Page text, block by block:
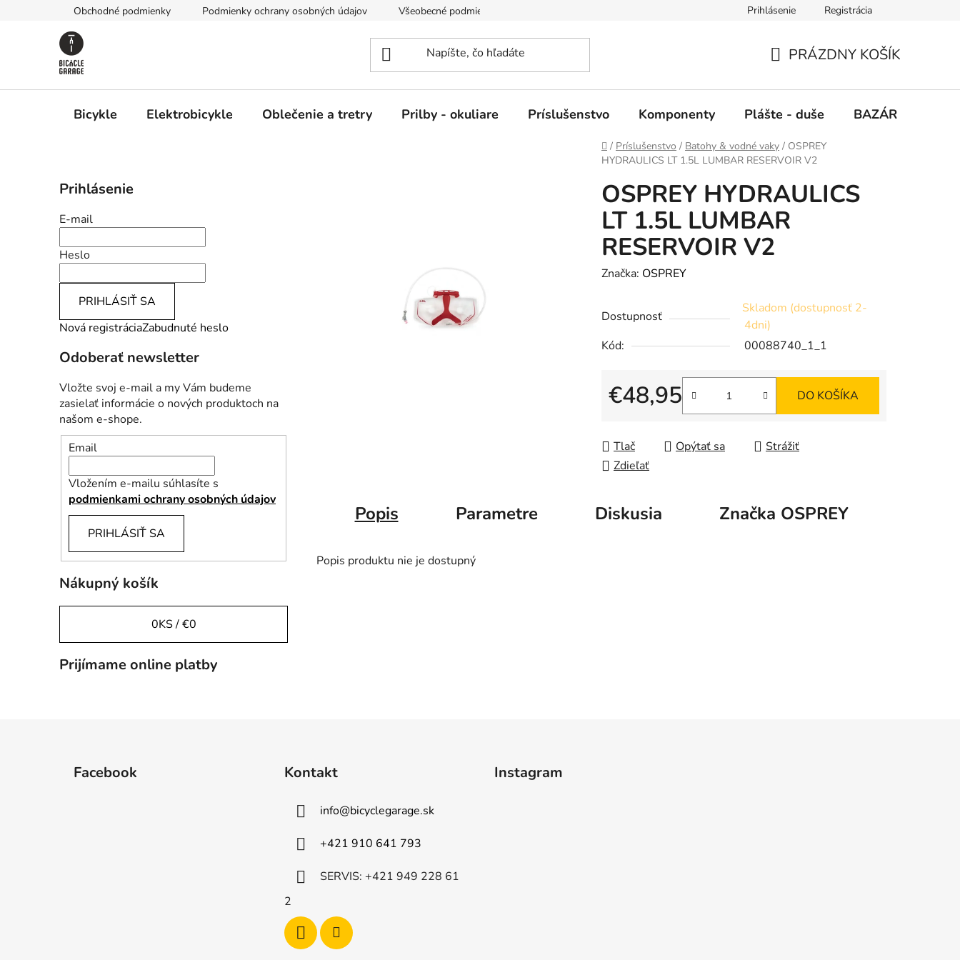
Obchodné podmienky Podmienky ochrany osobných údajov Všeobecné podmienky nájmu Prihlásenie Registrácia
KOŠÍK
PRÁZDNY KOŠÍK
Bicykle Elektrobicykle Oblečenie a tretry Prilby - okuliare Príslušenstvo Komponenty Plášte - duše BAZÁR
Domov
/ Príslušenstvo / Batohy & vodné vaky / OSPREY
HYDRAULICS LT 1.5L LUMBAR RESERVOIR V2
o
č
n
ý
p
a
e
Prihlásenie
E-mail
Heslo
PRIHLÁSIŤ SA
Nová registráciaZabudnuté heslo
Odoberať newsletter
Vložte svoj e-mail a my Vám budeme
zasielať informácie o nových produktoch na
našom e-shope.
Email
Vložením e-mailu súhlasíte s
podmienkami ochrany osobných údajov
PRIHLÁSIŤ SA
Nákupný košík
0KS /€0
Prijímame online platby
OSPREY HYDRAULICS
LT 1.5L LUMBAR
RESERVOIR V2
Značka: OSPREY
Dostupnosť
Skladom (dostupnosť 2-
4dni)
Kód:
00088740_1_1
€48,95
Jednotková cena:
DO KOŠÍKA
Tlač Opýtať sa
Strážiť
Zdieľať
Popis Parametre Diskusia Značka OSPREY
Popis produktu nie je dostupný
Facebook Kontakt
info@bicyclegarage.sk
+421 910 641 793
SERVIS: +421 949 228 61
2
Instagram